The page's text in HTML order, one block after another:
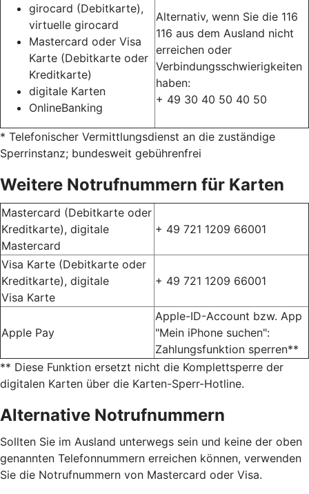
girocard (Debitkarte),
virtuelle girocard
Mastercard oder Visa
Karte (Debitkarte oder
Kreditkarte)
digitale Karten
OnlineBanking
Alternativ, wenn Sie die 116
116 aus dem Ausland nicht
erreichen oder
Verbindungsschwierigkeiten
haben:
+ 49 30 40 50 40 50
* Telefonischer Vermittlungsdienst an die zuständige
Sperrinstanz; bundesweit gebührenfrei
Weitere Notrufnummern für Karten
Mastercard (Debitkarte oder
Kreditkarte), digitale
Mastercard
+ 49 721 1209 66001
Visa Karte (Debitkarte oder
Kreditkarte), digitale
Visa Karte
+ 49 721 1209 66001
Apple Pay
Apple-ID-Account bzw. App
"Mein iPhone suchen":
Zahlungsfunktion sperren**
** Diese Funktion ersetzt nicht die Komplettsperre der
digitalen Karten über die Karten-Sperr-Hotline.
Alternative Notrufnummern
Sollten Sie im Ausland unterwegs sein und keine der oben
genannten Telefonnummern erreichen können, verwenden
Sie die Notrufnummern von Mastercard oder Visa.